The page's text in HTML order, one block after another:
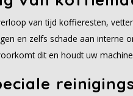
van tijd koffieresten,
en zelfs schade aan interne
dit en houdt uw